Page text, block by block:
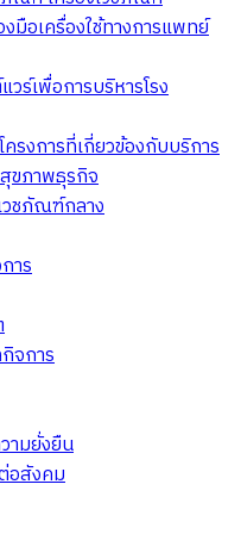
มือเครื่องใช้ทางการแพทย์
ร์เพื่อการบริหารโรง
งการที่เกี่ยวข้องกับบริการ
ขภาพธุรกิจ
วชภัณฑ์กลาง
าร
จการ
ามยั่งยืน
อสังคม